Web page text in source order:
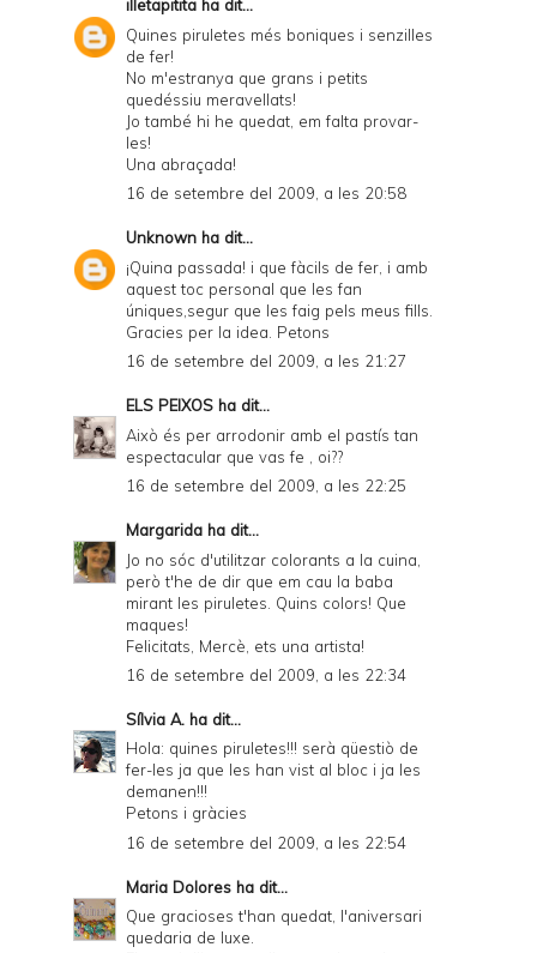
illetapitita ha dit...
Quines piruletes més boniques i senzilles
de fer!
No m'estranya que grans i petits
quedéssiu meravellats!
Jo també hi he quedat, em falta provar-
les!
Una abraçada!
16 de setembre del 2009, a les 20:58
Unknown ha dit...
¡Quina passada! i que fàcils de fer, i amb
aquest toc personal que les fan
úniques,segur que les faig pels meus fills.
Gracies per la idea. Petons
16 de setembre del 2009, a les 21:27
ELS PEIXOS ha dit...
Això és per arrodonir amb el pastís tan
espectacular que vas fe , oi??
16 de setembre del 2009, a les 22:25
Margarida ha dit...
Jo no sóc d'utilitzar colorants a la cuina,
però t'he de dir que em cau la baba
mirant les piruletes. Quins colors! Que
maques!
Felicitats, Mercè, ets una artista!
16 de setembre del 2009, a les 22:34
Sílvia A. ha dit...
Hola: quines piruletes!!! serà qüestiò de
fer-les ja que les han vist al bloc i ja les
demanen!!!
Petons i gràcies
16 de setembre del 2009, a les 22:54
Maria Dolores ha dit...
Que gracioses t'han quedat, l'aniversari
quedaria de luxe.